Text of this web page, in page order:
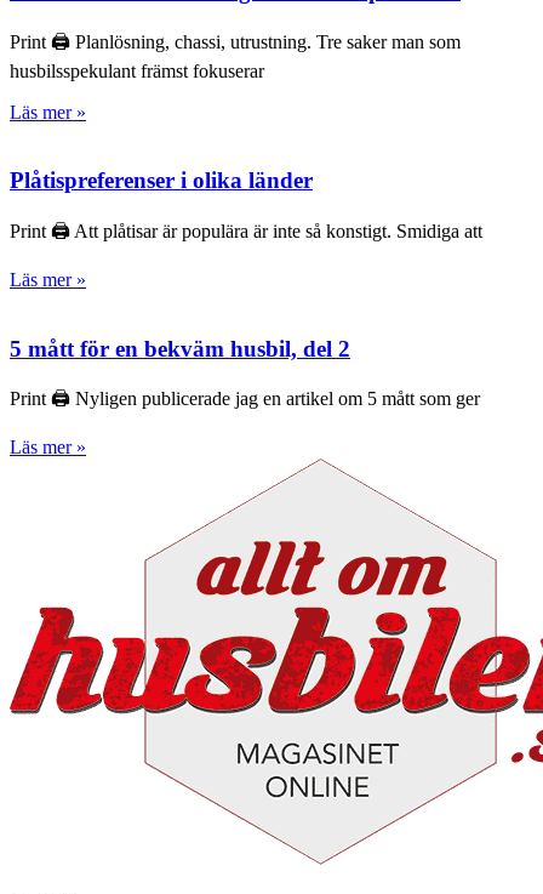
Print 🖨 Planlösning, chassi, utrustning. Tre saker man som
husbilsspekulant främst fokuserar
Läs mer »
Plåtispreferenser i olika länder
Print 🖨 Att plåtisar är populära är inte så konstigt. Smidiga att
Läs mer »
5 mått för en bekväm husbil, del 2
Print 🖨 Nyligen publicerade jag en artikel om 5 mått som ger
Läs mer »